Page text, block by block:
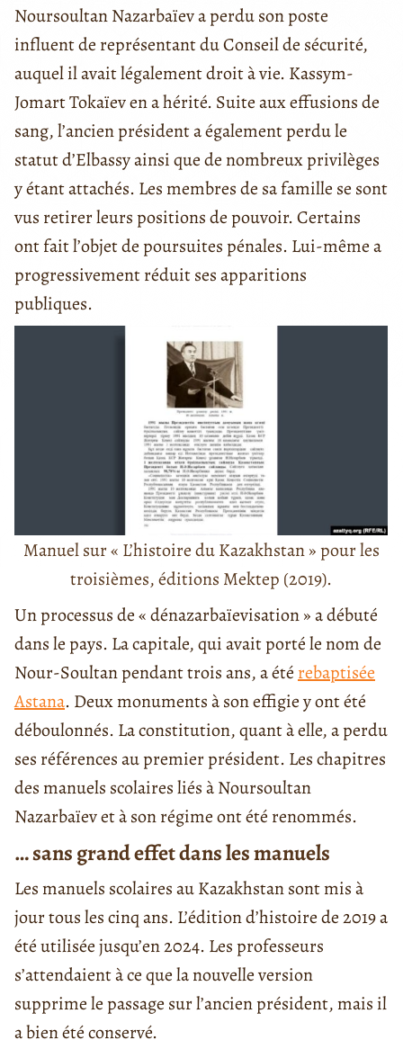
Noursoultan Nazarbaïev a perdu son poste
influent de représentant du Conseil de sécurité,
auquel il avait légalement droit à vie. Kassym-
Jomart Tokaïev en a hérité. Suite aux effusions de
sang, l’ancien président a également perdu le
statut d’Elbassy ainsi que de nombreux privilèges
y étant attachés. Les membres de sa famille se sont
vus retirer leurs positions de pouvoir. Certains
ont fait l’objet de poursuites pénales. Lui-même a
progressivement réduit ses apparitions
publiques.
Manuel sur « L’histoire du Kazakhstan » pour les
troisièmes, éditions Mektep (2019).
Un processus de « dénazarbaïevisation » a débuté
dans le pays. La capitale, qui avait porté le nom de
Nour-Soultan pendant trois ans, a été rebaptisée
Astana. Deux monuments à son effigie y ont été
déboulonnés. La constitution, quant à elle, a perdu
ses références au premier président. Les chapitres
des manuels scolaires liés à Noursoultan
Nazarbaïev et à son régime ont été renommés.
… sans grand effet dans les manuels
Les manuels scolaires au Kazakhstan sont mis à
jour tous les cinq ans. L’édition d’histoire de 2019 a
été utilisée jusqu’en 2024. Les professeurs
s’attendaient à ce que la nouvelle version
supprime le passage sur l’ancien président, mais il
a bien été conservé.